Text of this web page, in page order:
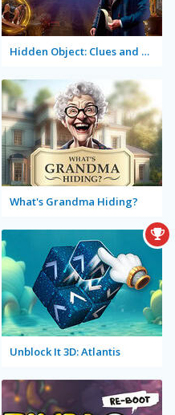
Hidden Object: Clues and Mysteries
What's Grandma Hiding?
Unblock It 3D: Atlantis